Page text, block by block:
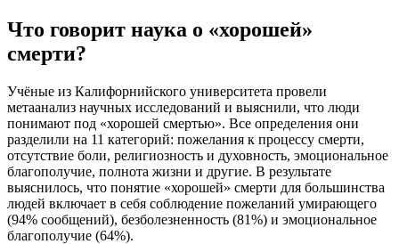
Что говорит наука о «хорошей»
смерти?
Учёные из Калифорнийского университета провели
метаанализ научных исследований и выяснили, что люди
понимают под «хорошей смертью». Все определения они
разделили на 11 категорий: пожелания к процессу смерти,
отсутствие боли, религиозность и духовность, эмоциональное
благополучие, полнота жизни и другие. В результате
выяснилось, что понятие «хорошей» смерти для большинства
людей включает в себя соблюдение пожеланий умирающего
(94% сообщений), безболезненность (81%) и эмоциональное
благополучие (64%).